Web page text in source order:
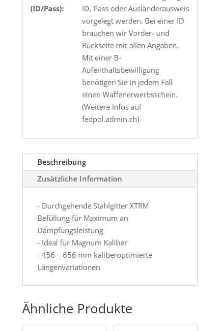
(ID/Pass):
ID, Pass oder Ausländerausweis
vorgelegt werden. Bei einer ID
brauchen wir Vorder- und
Rückseite mit allen Angaben.
Mit einer B-
Aufenthaltsbewilligung
benötigen Sie in jedem Fall
einen Waffenerwerbsschein.
(Weitere Infos auf
fedpol.admin.ch)
Beschreibung
Zusätzliche Information
- Durchgehende Stahlgitter XTRM
Befüllung für Maximum an
Dämpfungsleistung
- Ideal für Magnum Kaliber
- 456 – 656 mm kaliberoptimierte
Längenvariationen
Ähnliche Produkte